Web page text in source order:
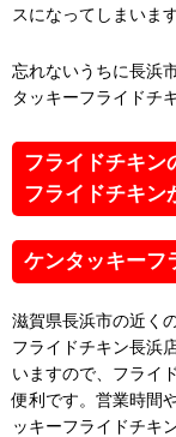
スになってしまいま
忘れないうちに長浜
タッキーフライドチ
フライドチキン
フライドチキン
ケンタッキーフ
滋賀県長浜市の近く
フライドチキン長浜
いますので、フライ
便利です。営業時間
ッキーフライドチキ